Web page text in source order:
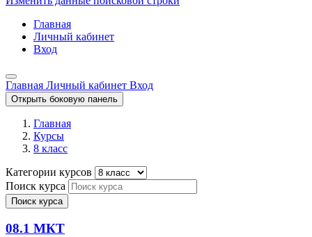
Главная
Личный кабинет
Вход
Главная Личный кабинет Вход
Открыть боковую панель
Главная
Курсы
8 класс
Категории курсов
Поиск курса
Поиск курса
08.1 МКТ